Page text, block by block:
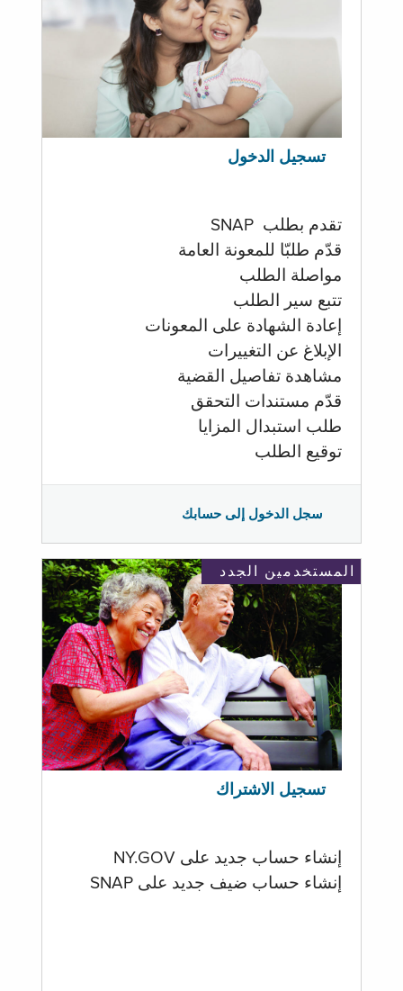
تسجيل الدخول
تقدم بطلب SNAP
قدّم طلبّا للمعونة العامة
مواصلة الطلب
تتبع سير الطلب
إعادة الشهادة على المعونات
الإبلاغ عن التغييرات
مشاهدة تفاصيل القضية
قدّم مستندات التحقق
طلب استبدال المزايا
توقيع الطلب
سجل الدخول إلى حسابك
المستخدمين الجدد
تسجيل الاشتراك
إنشاء حساب جديد على NY.GOV
إنشاء حساب ضيف جديد على SNAP